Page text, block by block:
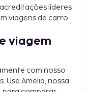
líderes
viagens de carro.
viagem
com nosso
Use Amelia, nossa